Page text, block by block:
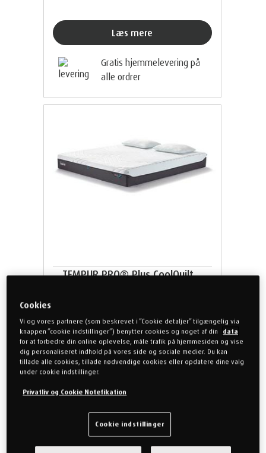
Læs mere
Gratis hjemmelevering på
alle ordrer
TEMPUR PRO® Plus CoolQuilt
Vores mest luksuriøse quiltede madras.
Med en madrashøjde på 27 cm, finder
du perfekt tilpasset støtte.
cm
43.999,00 kr
Cookies
Vi og vores partnere (som beskrevet i ”Cookie detaljer” tilgængelig via
knappen ”cookie indstillinger”) benytter cookies og noget af din
data
for at forbedre din online oplevelse, måle trafik på hjemmesiden og vise
dig personaliseret indhold på vores side og sociale medier. Du kan
tillade alle cookies, tillade nødvendige cookies eller opdatere dine valg
under cookie indstillinger.
Privatliv og Cookie Notefikation
Cookie indstillinger